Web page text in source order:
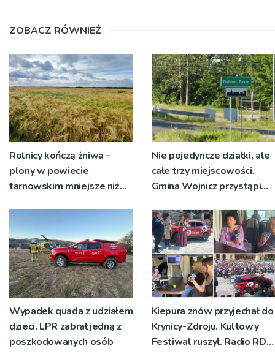
ZOBACZ RÓWNIEŻ
Rolnicy kończą żniwa –
plony w powiecie
tarnowskim mniejsze niż
Nie pojedyncze działki, ale
całe trzy miejscowości.
Gmina Wojnicz przystąpi
planistycznych
Wypadek quada z udziałem
dzieci. LPR zabrał jedną z
poszkodowanych osób
Kiepura znów przyjechał do
Krynicy-Zdroju. Kultowy
Festiwal ruszył. Radio RDN